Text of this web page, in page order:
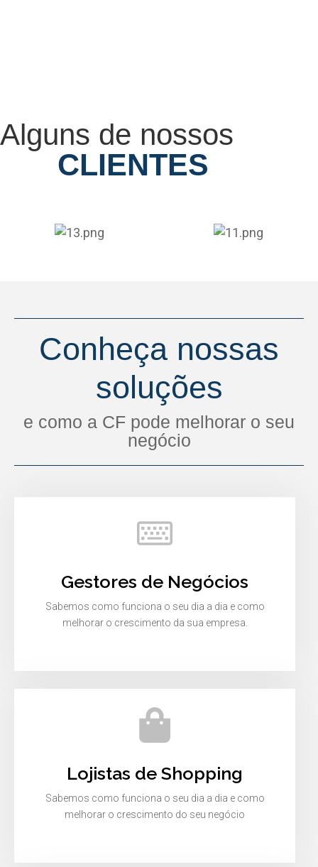
Alguns de nossos
CLIENTES
Conheça nossas
soluções
e como a CF pode melhorar o seu
negócio
Gestores de Negócios
Sabemos como funciona o seu dia a dia e como
melhorar o crescimento da sua empresa.
Lojistas de Shopping
Sabemos como funciona o seu dia a dia e como
melhorar o crescimento do seu negócio